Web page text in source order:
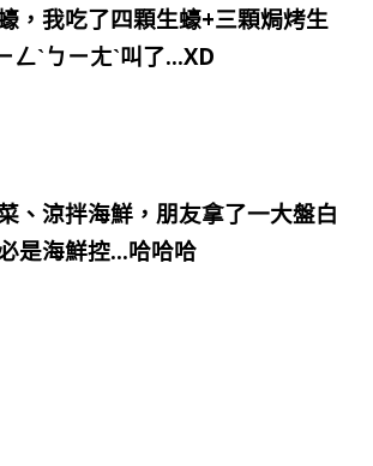
，我吃了四顆生蠔+三顆焗烤生
ˋㄅㄧㄤˋ叫了…XD
、涼拌海鮮，朋友拿了一大盤白
是海鮮控…哈哈哈